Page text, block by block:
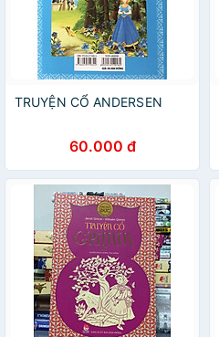
TRUYỆN CỔ ANDERSEN
60.000 đ